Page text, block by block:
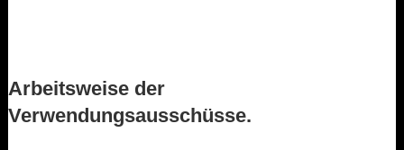
Arbeitsweise der
Verwendungsausschüsse.